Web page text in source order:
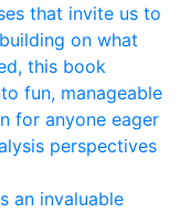
that invite us to
on what
this book
fun, manageable
for anyone eager
perspectives
an invaluable